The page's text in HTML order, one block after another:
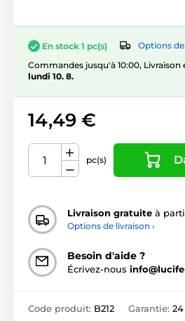
En stock 1 pc(s)
Options de
Commandes jusqu'à 10:00, Livraison
lundi 10. 8.
14,49 €
pc(s)
Livraison gratuite à
Options de livraison ›
Besoin d'aide ?
Écrivez-nous
Code produit: B212 Garantie: